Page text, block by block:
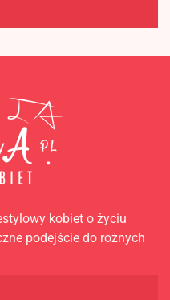
kobiet o życiu
podejście do rożnych